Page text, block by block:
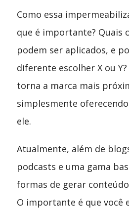
Como essa
que é importante? Quais
podem ser aplicados, e
diferente escolher X ou
torna a marca mais
simplesmente
ele.
Atualmente, além de
podcasts e uma gama
formas de gerar
O importante é que você